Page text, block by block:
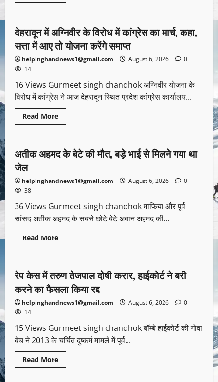
1 minute read
Uncategorized
देहरादून में अग्निवीर के विरोध में कांग्रेस का मार्च, कहा,
सत्ता में आए तो योजना करेंगे समाप्त
helpinghandnews1@gmail.com August 6, 2026
0
14
16 Views Gurmeet singh chandhok अग्निवीर योजना के
विरोध में कांग्रेस ने आज देहरादून स्थित प्रदेश कांग्रेस कार्यालय...
Read More
1 minute read
Uncategorized
अतीक अहमद के बेटे की मौत, बड़े भाई से मिलने गया था
जेल
helpinghandnews1@gmail.com August 6, 2026
0
38
36 Views Gurmeet singh chandhok माफिया और पूर्व
सांसद अतीक अहमद के सबसे छोटे बेटे अबान अहमद की...
Read More
1 minute read
Uncategorized
रेप केस में तरुण तेजपाल दोषी करार, हाईकोर्ट ने बरी
करने का फैसला किया रद्द
helpinghandnews1@gmail.com August 6, 2026
0
14
15 Views Gurmeet singh chandhok बॉम्बे हाईकोर्ट की गोवा
बेंच ने 2013 के चर्चित दुष्कर्म मामले में पूर्व...
Read More
Uncategorized